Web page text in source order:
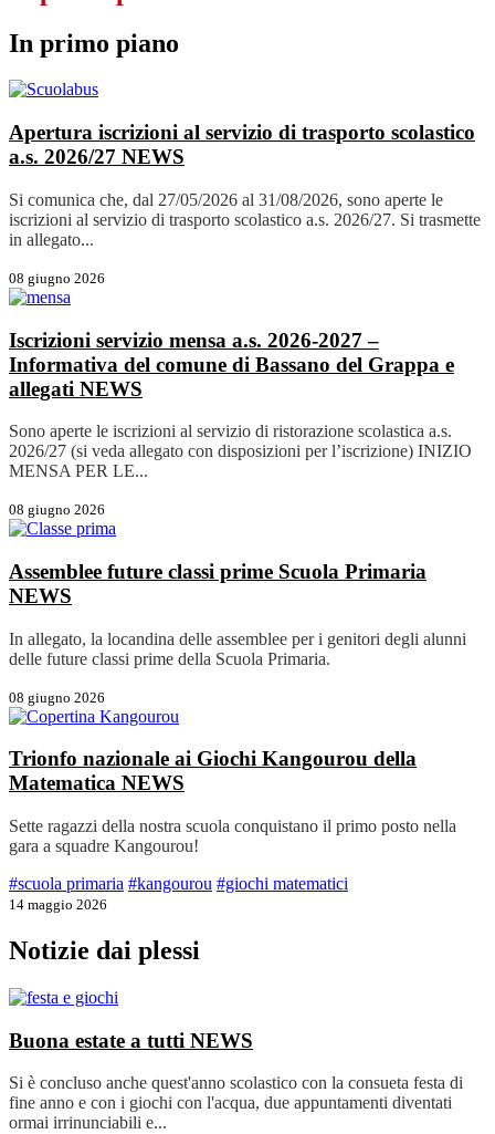
In primo piano
Apertura iscrizioni al servizio di trasporto scolastico
a.s. 2026/27 NEWS
Si comunica che, dal 27/05/2026 al 31/08/2026, sono aperte le
iscrizioni al servizio di trasporto scolastico a.s. 2026/27. Si trasmette
in allegato...
08 giugno 2026
Iscrizioni servizio mensa a.s. 2026-2027 –
Informativa del comune di Bassano del Grappa e
allegati NEWS
Sono aperte le iscrizioni al servizio di ristorazione scolastica a.s.
2026/27 (si veda allegato con disposizioni per l’iscrizione) INIZIO
MENSA PER LE...
08 giugno 2026
Assemblee future classi prime Scuola Primaria
NEWS
In allegato, la locandina delle assemblee per i genitori degli alunni
delle future classi prime della Scuola Primaria.
08 giugno 2026
Trionfo nazionale ai Giochi Kangourou della
Matematica NEWS
Sette ragazzi della nostra scuola conquistano il primo posto nella
gara a squadre Kangourou!
#scuola primaria #kangourou #giochi matematici
14 maggio 2026
Notizie dai plessi
Buona estate a tutti NEWS
Si è concluso anche quest'anno scolastico con la consueta festa di
fine anno e con i giochi con l'acqua, due appuntamenti diventati
ormai irrinunciabili e...